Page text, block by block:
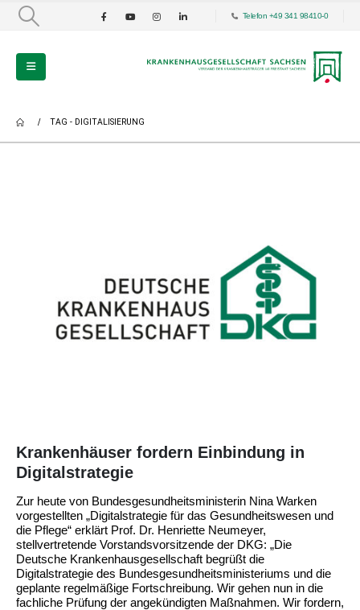
Telefon +49 341 98410-0
TAG - DIGITALISIERUNG
Krankenhäuser fordern Einbindung in
Digitalstrategie
Zur heute von Bundesgesundheitsministerin Nina Warken
vorgestellten „Digitalstrategie für das Gesundheitswesen und
die Pflege“ erklärt Prof. Dr. Henriette Neumeyer,
stellvertretende Vorstandsvorsitzende der DKG: „Die
Deutsche Krankenhausgesellschaft begrüßt die
Digitalstrategie des Bundesgesundheitsministeriums und die
geplante regelmäßige Fortschreibung. Wir gehen nun in die
fachliche Prüfung der angekündigten Maßnahmen. Wir fordern,